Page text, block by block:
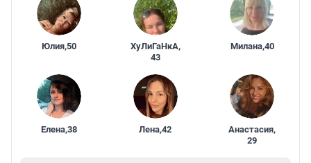
Юлия,50 ХуЛиГаНкА,
43
Милана,40
Елена,38 Лена,42 Анастасия,
29